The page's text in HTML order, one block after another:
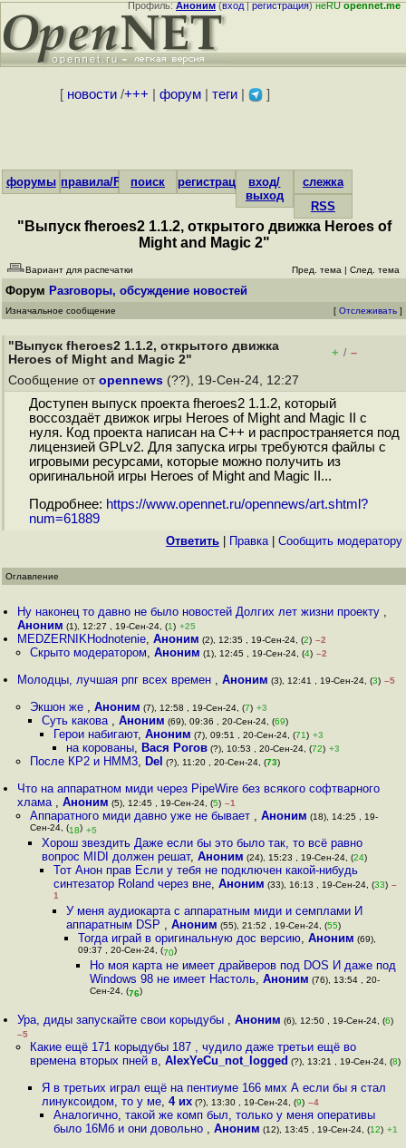
Профиль:Аноним(вход|регистрация)неRUopennet.me
[ новости/+++ форум| теги| ]
форумы правила/FAQпоиск регистрациявход/
выход
слежка
RSS
"Выпуск fheroes2 1.1.2, открытого движка Heroes of
Might and Magic 2"
Вариант для распечатки Пред. тема | След. тема
Форум Разговоры, обсуждение новостей
Изначальное сообщение [ Отслеживать ]
"Выпуск fheroes2 1.1.2, открытого движка
Heroes of Might and Magic 2"
+ / –
Сообщение от opennews (??), 19-Сен-24, 12:27
Доступен выпуск проекта fheroes2 1.1.2, который
воссоздаёт движок игры Heroes of Might and Magic II с
нуля. Код проекта написан на C++ и распространяется под
лицензией GPLv2. Для запуска игры требуются файлы с
игровыми ресурсами, которые можно получить из
оригинальной игры Heroes of Might and Magic II...
Подробнее: https://www.opennet.ru/opennews/art.shtml?
num=61889
Ответить Правка| Cообщить модератору
Оглавление
Ну наконец то давно не было новостей Долгих лет жизни проекту ,
Аноним (1), 12:27 , 19-Сен-24, (1) +25
MEDZERNIKHodnotenie,Аноним (2), 12:35 , 19-Сен-24, (2) –2
Скрыто модератором, Аноним (1), 12:45 , 19-Сен-24, (4) –2
Молодцы, лучшая рпг всех времен ,Аноним (3), 12:41 , 19-Сен-24, (3) –5
Экшон же , Аноним (7), 12:58 , 19-Сен-24, (7) +3
Суть какова , Аноним (69), 09:36 , 20-Сен-24, (69)
Герои набигают,Аноним (7), 09:51 , 20-Сен-24, (71) +3
на корованы, Вася Рогов(?), 10:53 , 20-Сен-24, (72) +3
После КР2 и HMM3, Del (?), 11:20 , 20-Сен-24, (73)
Что на аппаратном миди через PipeWire без всякого софтварного
хлама ,Аноним (5), 12:45 , 19-Сен-24, (5) –1
Аппаратного миди давно уже не бывает , Аноним (18), 14:25 , 19-
Сен-24, (18) +5
Хорош звездить Даже если бы это было так, то всё равно
вопрос MIDI должен решат, Аноним (24), 15:23 , 19-Сен-24, (24)
Тот Анон прав Если у тебя не подключен какой-нибудь
синтезатор Roland через вне,Аноним (33), 16:13 , 19-Сен-24, (33) –
1
У меня аудиокарта с аппаратным миди и семплами И
аппаратным DSP , Аноним (55), 21:52 , 19-Сен-24, (55)
Тогда играй в оригинальную дос версию, Аноним (69),
09:37 , 20-Сен-24, (70)
Но моя карта не имеет драйверов под DOS И даже под
Windows 98 не имеет Настоль,Аноним (76), 13:54 , 20-
Сен-24, (76)
Ура, диды запускайте свои корыдубы ,Аноним (6), 12:50 , 19-Сен-24, (6)
–5
Какие ещё 171 корыдубы 187 , чудило даже третьи ещё во
времена вторых пней в, AlexYeCu_not_logged (?), 13:21 , 19-Сен-24, (8)
Я в третьих играл ещё на пентиуме 166 ммх А если бы я стал
линуксоидом, то у ме, 4 их(?), 13:30 , 19-Сен-24, (9) –4
Аналогично, такой же комп был, только у меня оперативы
было 16Мб и они довольно ,Аноним (12), 13:45 , 19-Сен-24, (12) +1